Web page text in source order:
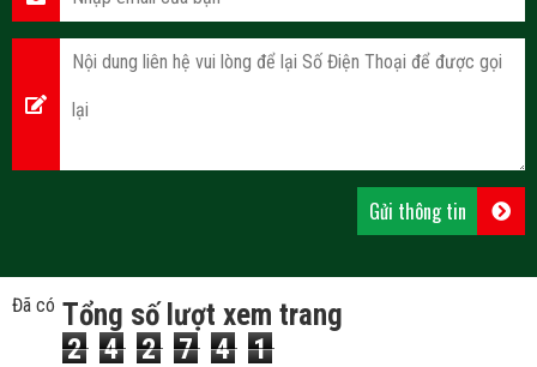
Đã có Tổng số lượt xem trang
2 4 2 7 4 1